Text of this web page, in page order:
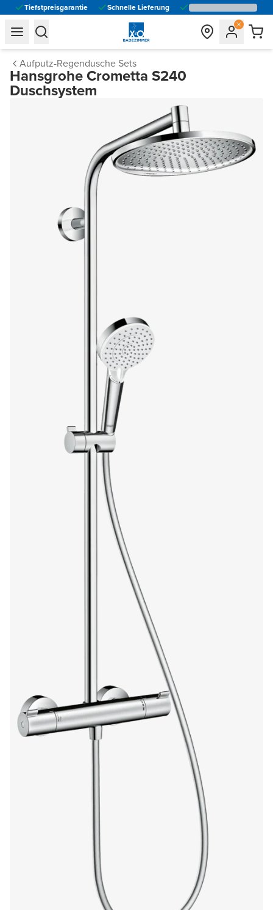
Tiefstpreisgarantie Schnelle Lieferung
general.navigation.toggle_menu.label
general.navigation.toggle_menu.label
Aufputz-Regendusche Sets
Hansgrohe Crometta S240
Duschsystem